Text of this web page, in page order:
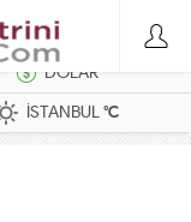
DOLAR
İSTANBUL°C